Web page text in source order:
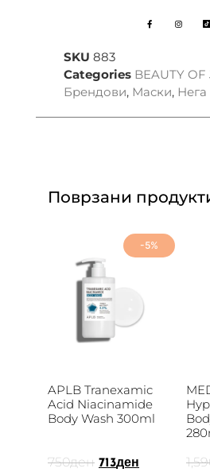
SKU 883
Categories BEAUTY OF
Брендови, Маски, Нега
Поврзани
-5%
APLB Tranexamic
Acid Niacinamide
Body Wash 300ml
750ден 713ден